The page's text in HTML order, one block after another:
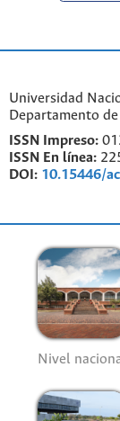
Universidad
Departamento
ISSN Impreso:
ISSN En línea:
DOI: 10.15446/
Nivel